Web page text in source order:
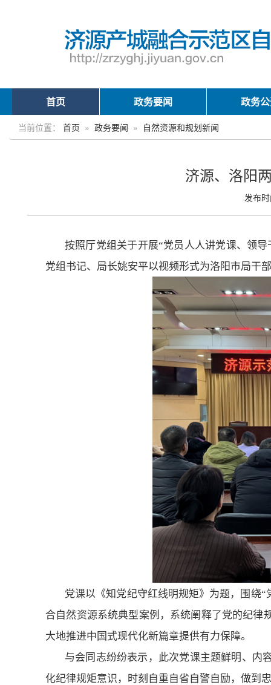
首页 政务要闻 政务
当前位置： 首页 » 政务要闻 » 自然资源和规划新闻
济源、洛阳
发布
按照厅党组关于开展“党员人人讲党课、领
党组书记、局长姚安平以视频形式为洛阳市局干
党课以 《知党纪守红线明规矩》为题， 围绕“
合自然资源系统典型案例， 系统阐释了党的纪律
大地推进中国式现代化新篇章提供有力保障。
与会同志纷纷表示，此次党课主题鲜明、内
化纪律规矩意识，时刻自重自省自警自励，做到